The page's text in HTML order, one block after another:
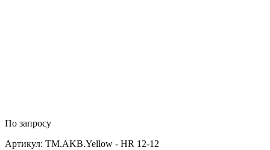
По запросу
Артикул: TM.AKB.Yellow - HR 12-12